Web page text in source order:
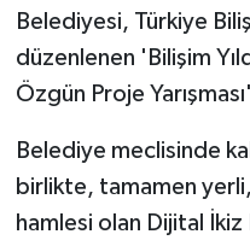
Belediyesi, Türkiye
düzenlenen 'Bilişim
Özgün Proje
Belediye meclisinde
birlikte, tamamen
hamlesi olan Dijital İkiz